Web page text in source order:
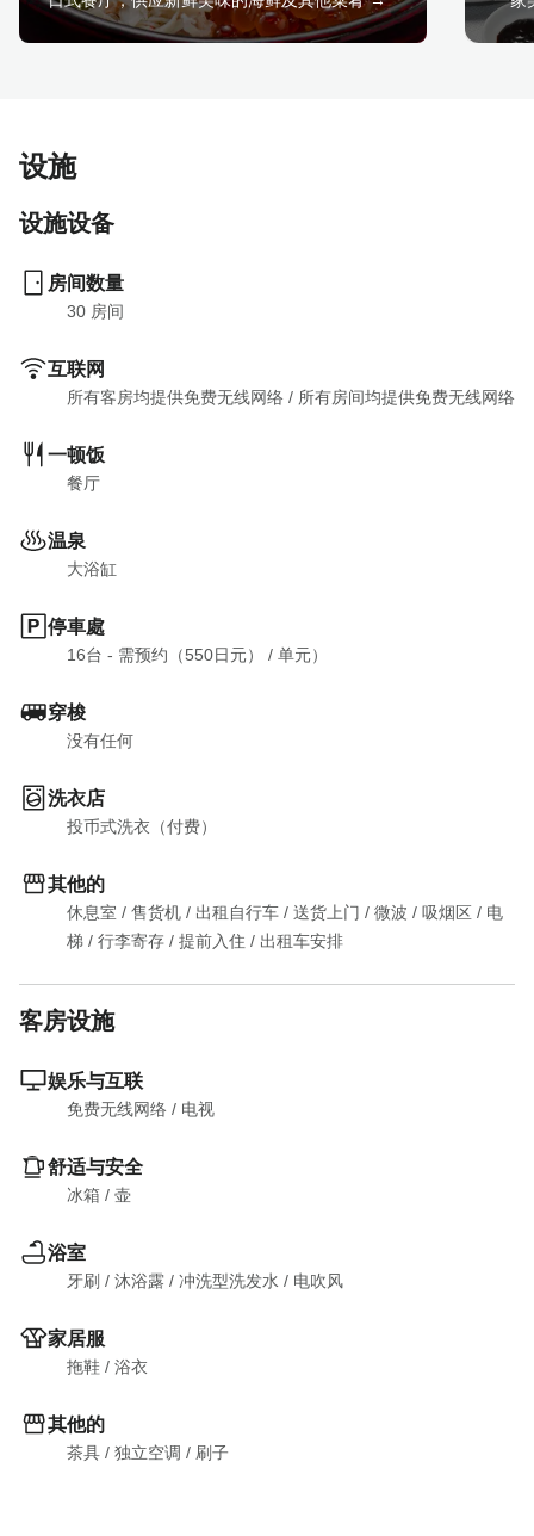
设施
设施设备
房间数量
30 房间
互联网
所有客房均提供免费无线网络 / 所有房间均提供免费无线网络
一顿饭
餐厅
温泉
大浴缸
停車處
16台 - 需预约（550日元） / 单元）
穿梭
没有任何
洗衣店
投币式洗衣（付费）
其他的
休息室 / 售货机 / 出租自行车 / 送货上门 / 微波 / 吸烟区 / 电
梯 / 行李寄存 / 提前入住 / 出租车安排
客房设施
娱乐与互联
免费无线网络 / 电视
舒适与安全
冰箱 / 壶
浴室
牙刷 / 沐浴露 / 冲洗型洗发水 / 电吹风
家居服
拖鞋 / 浴衣
其他的
茶具 / 独立空调 / 刷子